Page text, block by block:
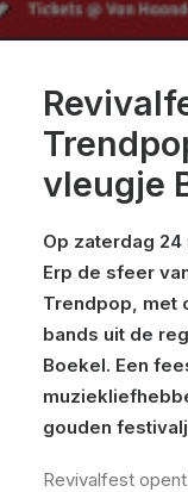
vleugje
Op zaterdag
Erp de sfeer
Trendpop, met
bands uit de
Boekel. Een
gouden
Revivalfest